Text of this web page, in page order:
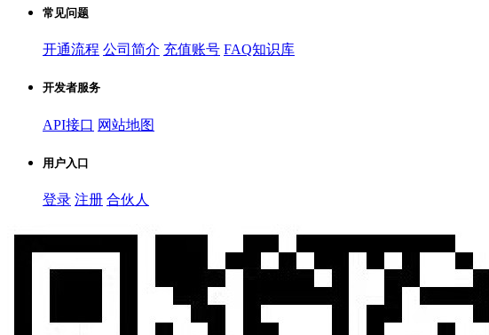
常见问题
开通流程 公司简介 充值账号 FAQ知识库
开发者服务
API接口 网站地图
用户入口
登录 注册 合伙人